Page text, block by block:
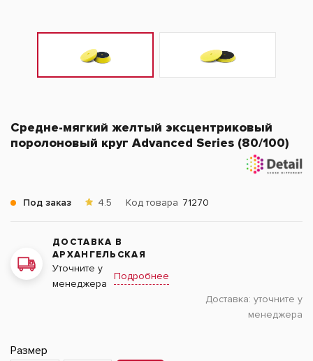
Средне-мягкий желтый эксцентриковый
поролоновый круг Advanced Series (80/100)
Под заказ 4.5 Код товара 71270
ДОСТАВКА В
АРХАНГЕЛЬСКАЯ
Уточните у
менеджера
Подробнее
Доставка: уточните у
менеджера
Размер